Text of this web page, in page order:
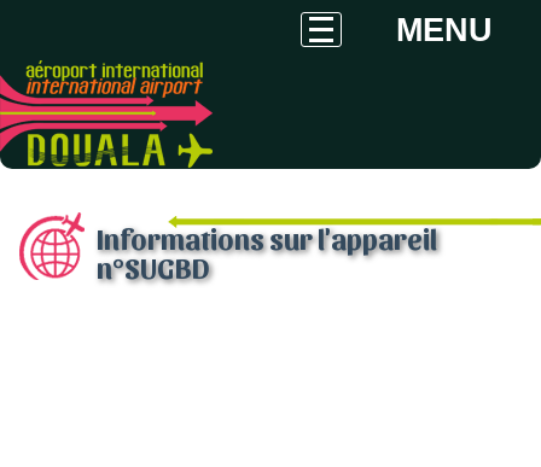
MENU
Informations sur l'appareil
n°SUGBD